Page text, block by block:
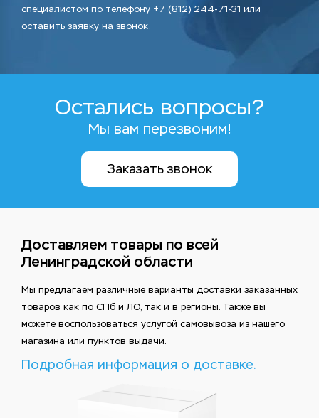
специалистом по телефону +7 (812) 244-71-31 или
оставить заявку на звонок.
Остались вопросы?
Мы вам перезвоним!
Заказать звонок
Доставляем товары по всей
Ленинградской области
Мы предлагаем различные варианты доставки заказанных
товаров как по СПб и ЛО, так и в регионы. Также вы
можете воспользоваться услугой самовывоза из нашего
магазина или пунктов выдачи.
Подробная информация о доставке.